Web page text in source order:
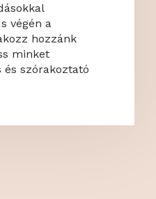
végén a
hozzánk
minket
és szórakoztató